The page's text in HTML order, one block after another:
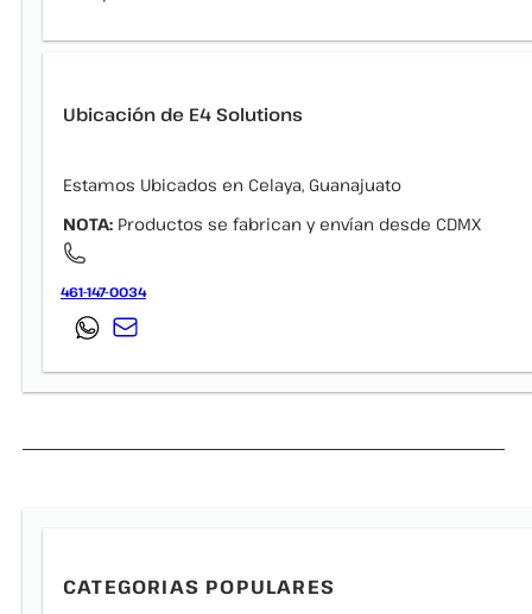
Ubicación de E4 Solutions
Estamos Ubicados en Celaya, Guanajuato
NOTA: Productos se fabrican y envían desde CDMX
461-147-0034
CATEGORIAS POPULARES